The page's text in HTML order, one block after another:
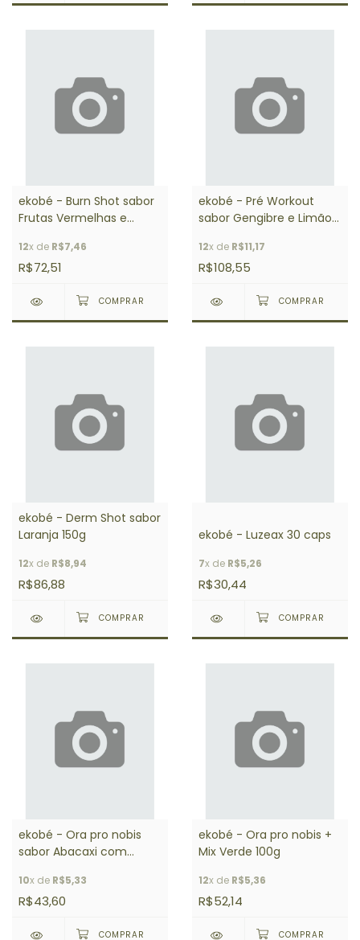
ekobé - Burn Shot sabor
Frutas Vermelhas e
12x de R$7,46
R$72,51
ekobé - Pré Workout
sabor Gengibre e Limão
12x de R$11,17
R$108,55
ekobé - Derm Shot sabor
Laranja 150g
12x de R$8,94
R$86,88
ekobé - Luzeax 30 caps
7x de R$5,26
R$30,44
ekobé - Ora pro nobis
sabor Abacaxi com
10x de R$5,33
R$43,60
ekobé - Ora pro nobis +
Mix Verde 100g
12x de R$5,36
R$52,14